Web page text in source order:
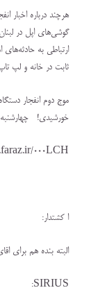
هرچند درباره اخبار
گوشی‌های اپل در
ارتباطی به حادثه‌های
ثابت در خانه و لپ
موج دوم انفجار
خورشیدی! چهارشنبه ۲۸ شهريور
000LCH
ا کشتدار:
البته بنده هم برای
SIRIUS: